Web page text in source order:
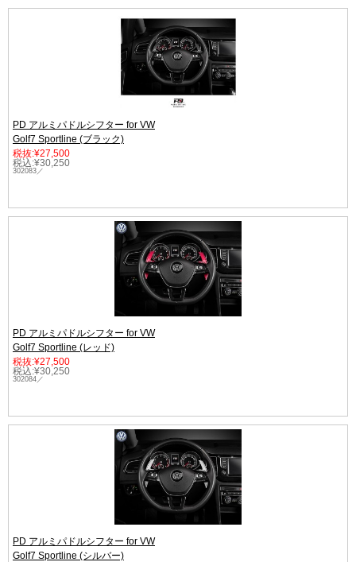
PD アルミパドルシフター for VW
Golf7 Sportline (ブラック)
税抜:¥27,500
税込:¥30,250
302083／
PD アルミパドルシフター for VW
Golf7 Sportline (レッド)
税抜:¥27,500
税込:¥30,250
302084／
PD アルミパドルシフター for VW
Golf7 Sportline (シルバー)